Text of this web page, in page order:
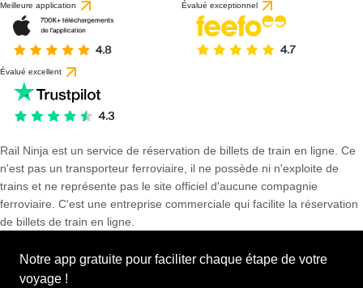
Meilleure application Évalué exceptionnel
Évalué excellent
Rail Ninja est un service de réservation de billets de train en ligne. Ce
n'est pas un transporteur ferroviaire, il ne possède ni n'exploite de
trains et ne représente pas le site officiel d'aucune compagnie
ferroviaire. C'est une entreprise commerciale qui facilite la réservation
de billets de train en ligne.
Notre app gratuite pour faciliter chaque étape de votre
voyage !